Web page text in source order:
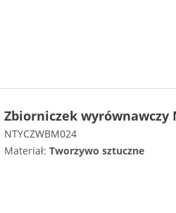
Zbiorniczek wyrównawczy
NTYCZWBM024
Materiał: Tworzywo sztuczne